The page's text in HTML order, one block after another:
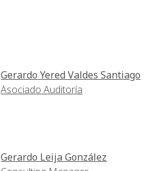
Gerardo Yered Valdes Santiago
Asociado Auditoría
Gerardo Leija González